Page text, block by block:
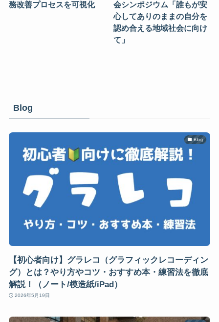
務改善プロセスを可視化
会シンポジウム「誰もが安
心してありのままの自分を
認め合える地域社会に向け
て」
Blog
Blog
【初心者向け】グラレコ（グラフィックレコーディン
グ）とは？やり方やコツ・おすすめ本・練習法を徹底
解説！（ノート/模造紙/iPad）
2026年5月19日